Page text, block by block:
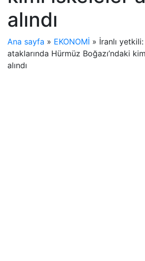
alındı
Ana sayfa » EKONOMİ » İranlı
ataklarında Hürmüz Boğazı’ndaki
alındı